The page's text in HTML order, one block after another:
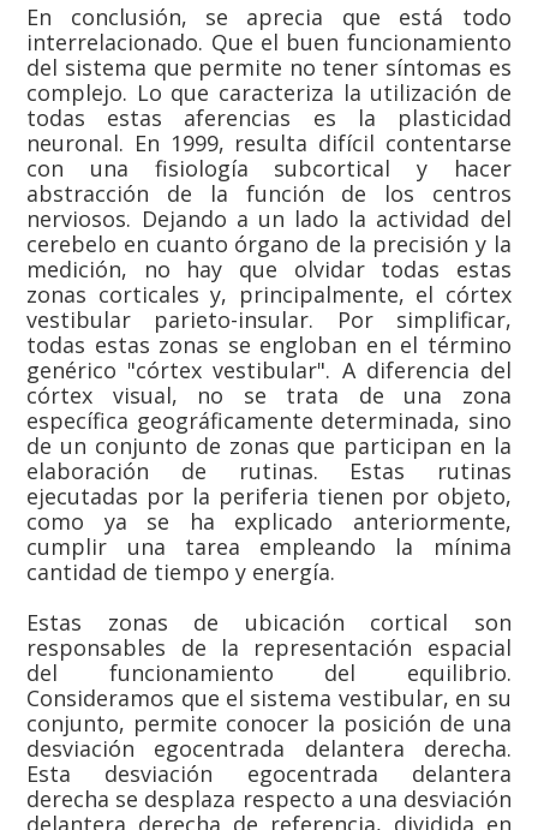
En conclusión, se aprecia que está todo
interrelacionado. Que el buen funcionamiento
del sistema que permite no tener síntomas es
complejo. Lo que caracteriza la utilización de
todas estas aferencias es la plasticidad
neuronal. En 1999, resulta difícil contentarse
con una fisiología subcortical y hacer
abstracción de la función de los centros
nerviosos. Dejando a un lado la actividad del
cerebelo en cuanto órgano de la precisión y la
medición, no hay que olvidar todas estas
zonas corticales y, principalmente, el córtex
vestibular parieto-insular. Por simplificar,
todas estas zonas se engloban en el término
genérico "córtex vestibular". A diferencia del
córtex visual, no se trata de una zona
específica geográficamente determinada, sino
de un conjunto de zonas que participan en la
elaboración de rutinas. Estas rutinas
ejecutadas por la periferia tienen por objeto,
como ya se ha explicado anteriormente,
cumplir una tarea empleando la mínima
cantidad de tiempo y energía.
Estas zonas de ubicación cortical son
responsables de la representación espacial
del funcionamiento del equilibrio.
Consideramos que el sistema vestibular, en su
conjunto, permite conocer la posición de una
desviación egocentrada delantera derecha.
Esta desviación egocentrada delantera
derecha se desplaza respecto a una desviación
delantera derecha de referencia, dividida en